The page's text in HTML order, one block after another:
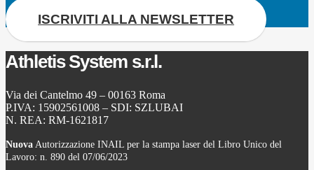
ISCRIVITI ALLA NEWSLETTER
Athletis System s.r.l.
Via dei Cantelmo 49 – 00163 Roma
P.IVA: 15902561008 – SDI: SZLUBAI
N. REA: RM-1621817
Nuova Autorizzazione INAIL per la stampa laser del Libro Unico del
Lavoro: n. 890 del 07/06/2023